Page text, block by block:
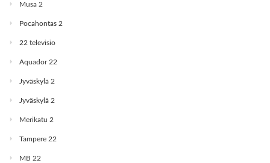
Musa 2
Pocahontas 2
22 televisio
Aquador 22
Jyväskylä 2
Jyväskylä 2
Merikatu 2
Tampere 22
MB 22